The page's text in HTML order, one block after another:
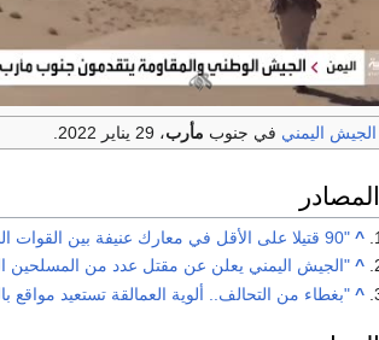
الجيش اليمني في جنوب مأرب، 29 يناير 2022.
المصادر
^ "90 قتيلا على الأقل في معارك عنيفة بين القوات الحكومية والحوثيين في مأرب في اليمن"
^ "الجيش اليمني يعلن عن مقتل عدد من المسلحين
^ "بغطاء من التحالف.. ألوية العمالقة تستعيد مواقع